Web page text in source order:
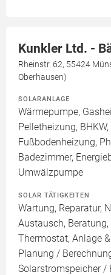
Kunkler Ltd. -
Rheinstr. 62, 55424
Oberhausen)
SOLARANLAGE
Wärmepumpe,
Pelletheizung,
Fußbodenheizung,
Badezimmer,
Umwälzpumpe
SOLAR TÄTIGKEITEN
Wartung, Reparatur,
Austausch,
Thermostat, Anlage
Planung /
Solarstromspeicher /